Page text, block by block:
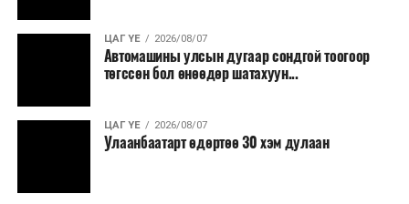
ЦАГ ҮЕ 2026/08/07
Автомашины улсын дугаар сондгой тоогоор
төгссөн бол өнөөдөр шатахуун...
ЦАГ ҮЕ 2026/08/07
Улаанбаатарт өдөртөө 30 хэм дулаан